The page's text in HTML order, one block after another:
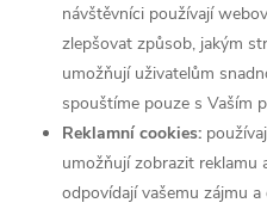
návštěvníci používají
zlepšovat způsob, jakým
umožňují uživatelům
spouštíme pouze s Vaším
Reklamní cookies:
umožňují zobrazit reklamu
odpovídají vašemu zájmu